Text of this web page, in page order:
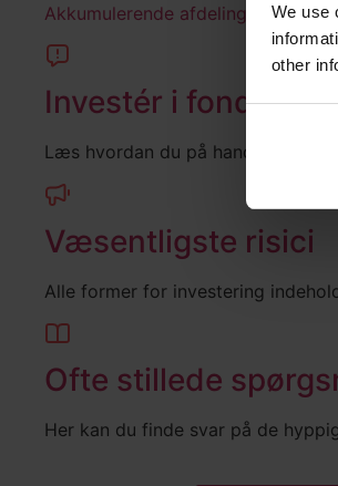
We use
other
Akkumulerende afdeling
Investér i fonden
Læs hvordan du på
Væsentligste risici
Alle former for investering
Ofte stillede
Her kan du finde svar på de